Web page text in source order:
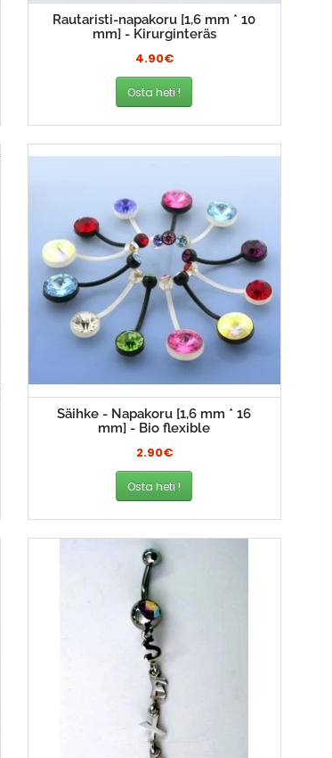
Rautaristi-napakoru [1,6 mm * 10
mm] - Kirurginteräs
4.90€
Osta heti !
Säihke - Napakoru [1,6 mm * 16
mm] - Bio flexible
2.90€
Osta heti !